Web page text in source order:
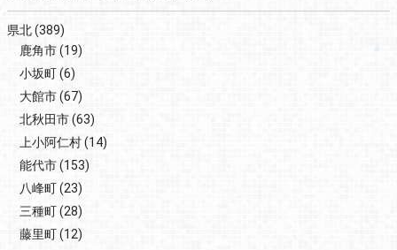
県北(389)
鹿角市(19)
小坂町(6)
大館市(67)
北秋田市(63)
上小阿仁村(14)
能代市(153)
八峰町(23)
三種町(28)
藤里町(12)